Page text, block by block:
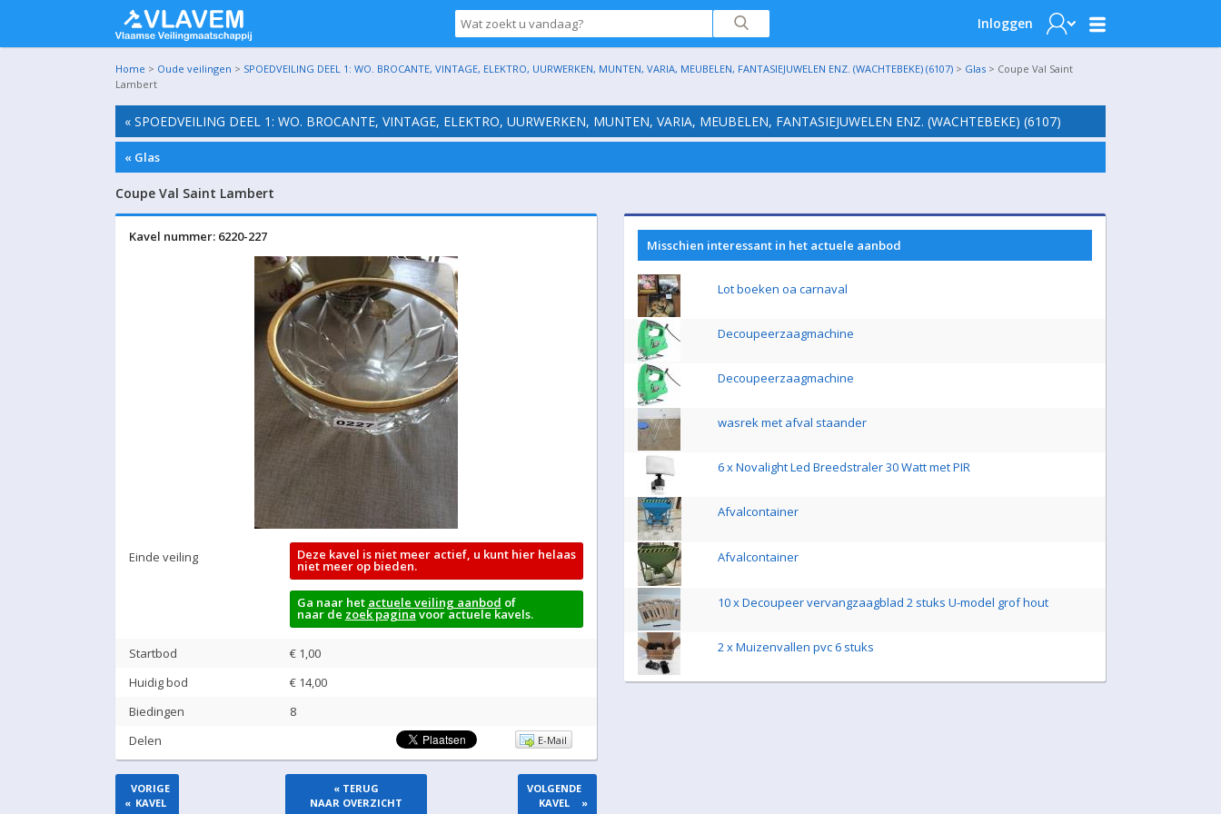
Inloggen
Home > Oude veilingen > SPOEDVEILING DEEL 1: WO. BROCANTE, VINTAGE, ELEKTRO, UURWERKEN, MUNTEN, VARIA, MEUBELEN, FANTASIEJUWELEN ENZ. (WACHTEBEKE) (6107) > Glas > Coupe Val Saint
Lambert
« SPOEDVEILING DEEL 1: WO. BROCANTE, VINTAGE, ELEKTRO, UURWERKEN, MUNTEN, VARIA, MEUBELEN, FANTASIEJUWELEN ENZ. (WACHTEBEKE) (6107)
« Glas
Coupe Val Saint Lambert
Kavel nummer: 6220-227
Einde veiling Deze kavel is niet meer actief, u kunt hier helaas
niet meer op bieden.
Ga naar het actuele veiling aanbod of
naar de zoek paginavoor actuele kavels.
Startbod
€ 1,00
Huidig bod
€ 14,00
Biedingen
8
Delen
E-Mail
«
VORIGE
KAVEL
« TERUG
NAAR OVERZICHT
VOLGENDE
KAVEL
»
Misschien interessant in het actuele aanbod
Lot boeken oa carnaval
Decoupeerzaagmachine
Decoupeerzaagmachine
wasrek met afval staander
6 x Novalight Led Breedstraler 30 Watt met PIR
Afvalcontainer
Afvalcontainer
10 x Decoupeer vervangzaagblad 2 stuks U-model grof hout
2 x Muizenvallen pvc 6 stuks